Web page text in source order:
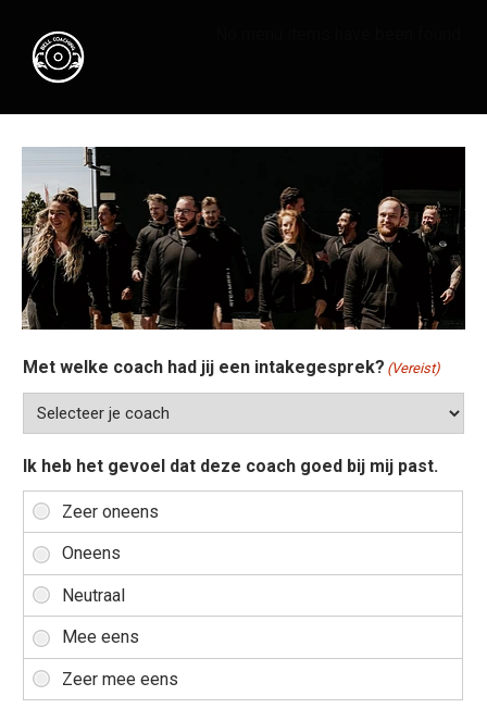
Met welke coach had jij een intakegesprek? (Vereist)
Ik heb het gevoel dat deze coach goed bij mij past.